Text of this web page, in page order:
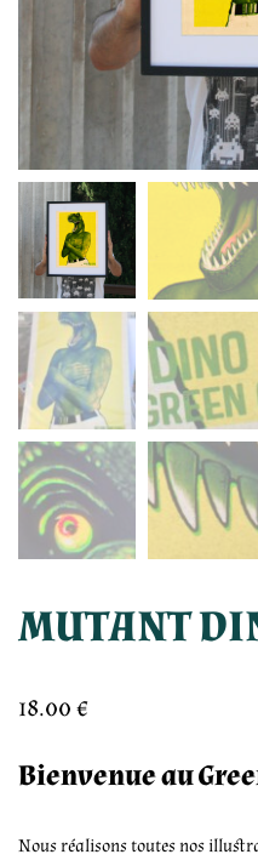
MUTANT
18.00€
Bienvenue au
Nous réalisons toutes nos